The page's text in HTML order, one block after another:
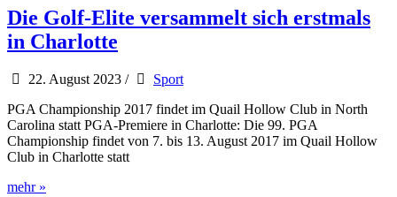
Carolina
Die Golf-Elite versammelt sich erstmals
in Charlotte
22. August 2023 /
Sport
PGA Championship 2017 findet im Quail Hollow Club in North
Carolina statt PGA-Premiere in Charlotte: Die 99. PGA
Championship findet von 7. bis 13. August 2017 im Quail Hollow
Club in Charlotte statt
Die
mehr »